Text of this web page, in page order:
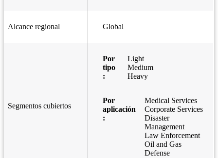
Alcance regional Global
Segmentos cubiertos
Por
tipo
:
Light
Medium
Heavy
Por
aplicación
:
Medical Services
Corporate Services
Disaster
Management
Law Enforcement
Oil and Gas
Defense